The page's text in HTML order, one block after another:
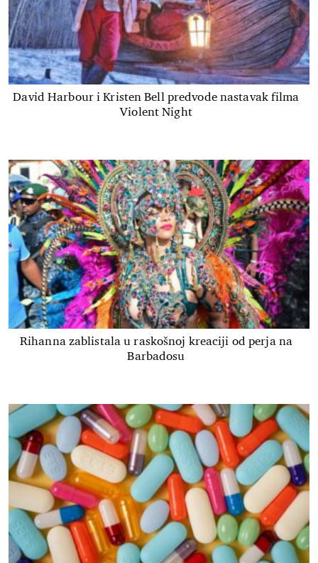
David Harbour i Kristen Bell predvode nastavak filma
Violent Night
Rihanna zablistala u raskošnoj kreaciji od perja na
Barbadosu